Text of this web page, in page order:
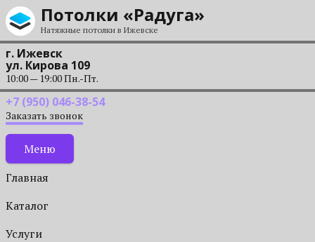
Перейти к содержанию
Потолки «Радуга»
Натяжные потолки в Ижевске
г. Ижевск
ул. Кирова 109
10:00 — 19:00 Пн.-Пт.
+7 (950) 046-38-54
Заказать звонок
Меню
Главная
Каталог
Услуги